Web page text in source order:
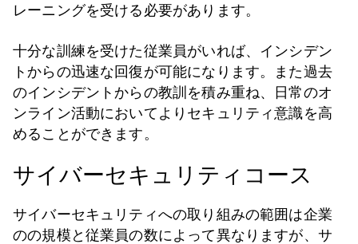
レーニングを受ける必要があります。
十分な訓練を受けた従業員がいれば、インシデン
トからの迅速な回復が可能になります。また過去
のインシデントからの教訓を積み重ね、日常のオ
ンライン活動においてよりセキュリティ意識を高
めることができます。
サイバーセキュリティコース
サイバーセキュリティへの取り組みの範囲は企業
のの規模と従業員の数によって異なりますが、サ